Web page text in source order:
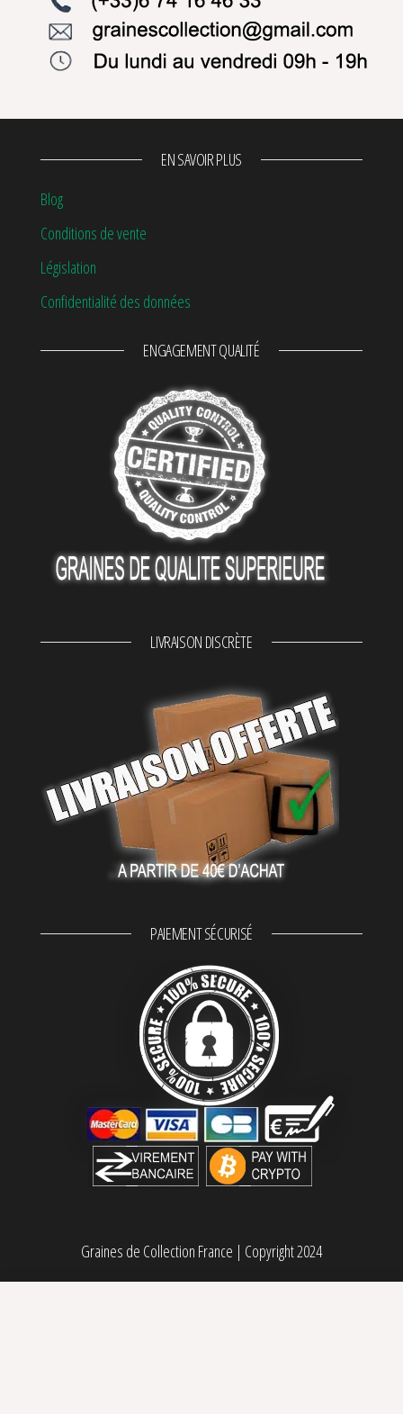
EN SAVOIR PLUS
Blog
Conditions de vente
Législation
Confidentialité des données
ENGAGEMENT QUALITÉ
LIVRAISON DISCRÈTE
PAIEMENT SÉCURISÉ
Graines de Collection France | Copyright 2024